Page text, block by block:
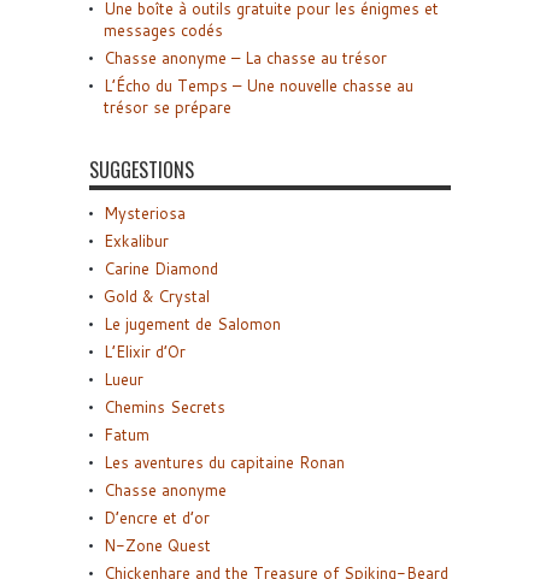
Une boîte à outils gratuite pour les énigmes et
messages codés
Chasse anonyme – La chasse au trésor
L’Écho du Temps – Une nouvelle chasse au
trésor se prépare
SUGGESTIONS
Mysteriosa
Exkalibur
Carine Diamond
Gold & Crystal
Le jugement de Salomon
L’Elixir d’Or
Lueur
Chemins Secrets
Fatum
Les aventures du capitaine Ronan
Chasse anonyme
D’encre et d’or
N-Zone Quest
Chickenhare and the Treasure of Spiking-Beard